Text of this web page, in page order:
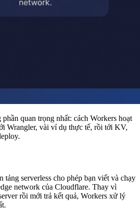
quan trọng nhất: cách Workers hoạt
Wrangler, vài ví dụ thực tế, rồi tới KV,
tảng serverless cho phép bạn viết và chạy
network của Cloudflare. Thay vì
rồi mới trả kết quả, Workers xử lý